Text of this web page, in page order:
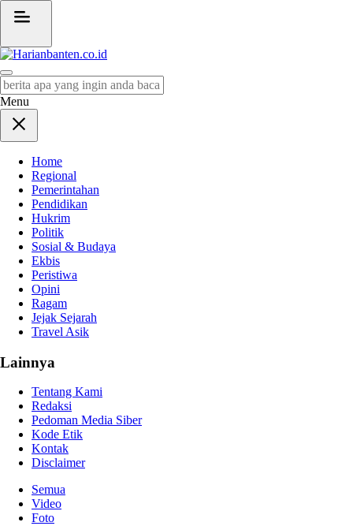
Harianbanten.co.id
Berita Banten dan Informasi Banten Terbaru Hari Ini
Menu
Home
Regional
Pemerintahan
Pendidikan
Hukrim
Politik
Sosial & Budaya
Ekbis
Peristiwa
Opini
Ragam
Jejak Sejarah
Travel Asik
Lainnya
Tentang Kami
Redaksi
Pedoman Media Siber
Kode Etik
Kontak
Disclaimer
Semua
Video
Foto